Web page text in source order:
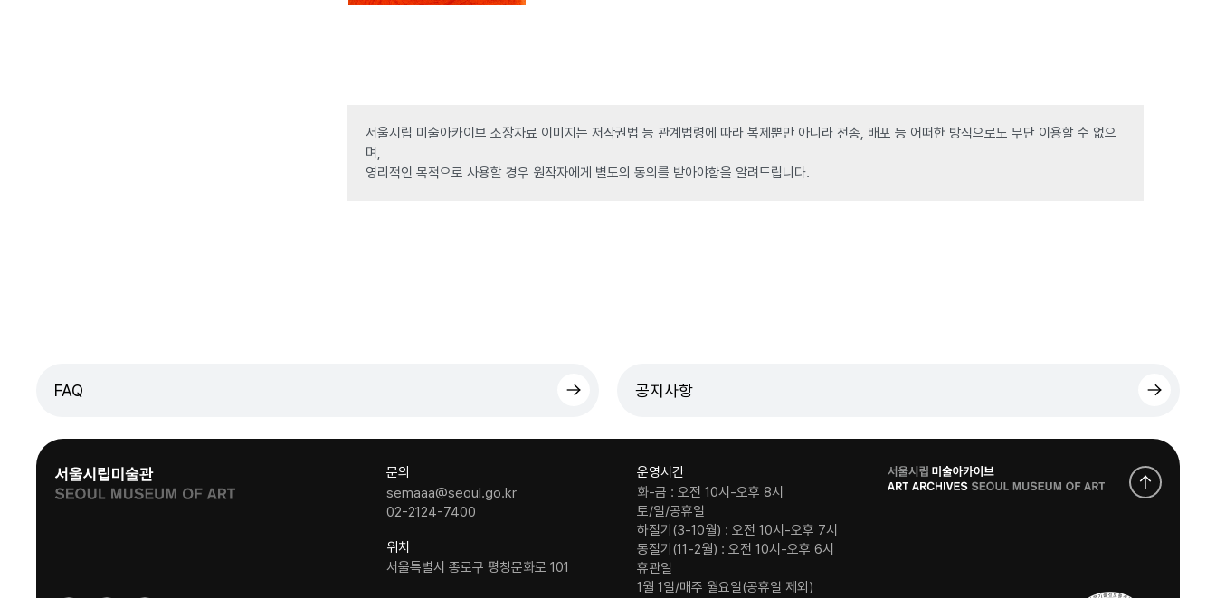
서울시립 미술아카이브 소장자료 이미지는 저작권법 등 관계법령에 따라 복제뿐만 아니라 전송, 배포 등 어떠한 방식으로도 무단 이용할 수 없으
며,
영리적인 목적으로 사용할 경우 원작자에게 별도의 동의를 받아야함을 알려드립니다.
FAQ 공지사항
문의
semaaa@seoul.go.kr
02-2124-7400
위치
서울특별시 종로구 평창문화로 101
운영시간
화-금 : 오전 10시-오후 8시
토/일/공휴일
하절기(3-10월) : 오전 10시-오후 7시
동절기(11-2월) : 오전 10시-오후 6시
휴관일
1월 1일/매주 월요일(공휴일 제외)
로
고